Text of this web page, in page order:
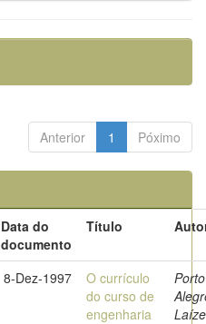
Anterior 1 Póximo
Data do
documento
Título
8-Dez-1997
O currículo
do curso de
engenharia
Porto
Laíze